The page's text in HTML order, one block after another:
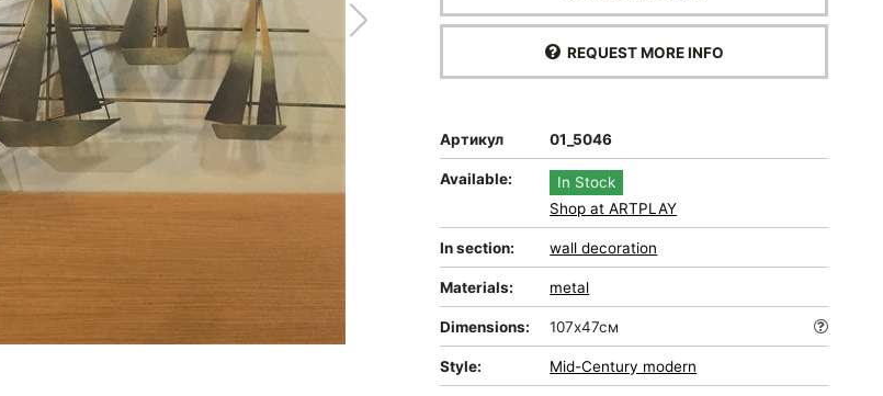
REQUEST MORE INFO
Артикул 01_5046
Available:
In Stock
Shop at ARTPLAY
In section: wall decoration
Materials: metal
Dimensions: 107х47см
Style: Mid-Сentury modern